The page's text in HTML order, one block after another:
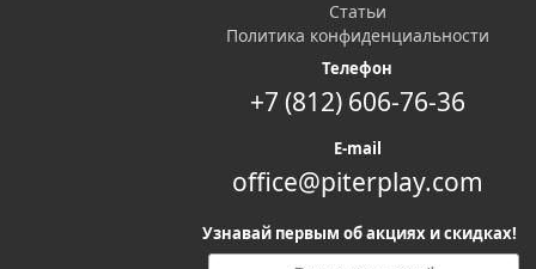
Статьи
Политика конфиденциальности
Телефон
+7 (812) 606-76-36
E-mail
office@piterplay.com
Узнавай первым об акциях и скидках!